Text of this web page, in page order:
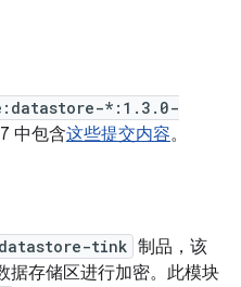
*:1.3.0-
中包含这些提交内容。
tink 制品，该
据存储区进行加密。此模块